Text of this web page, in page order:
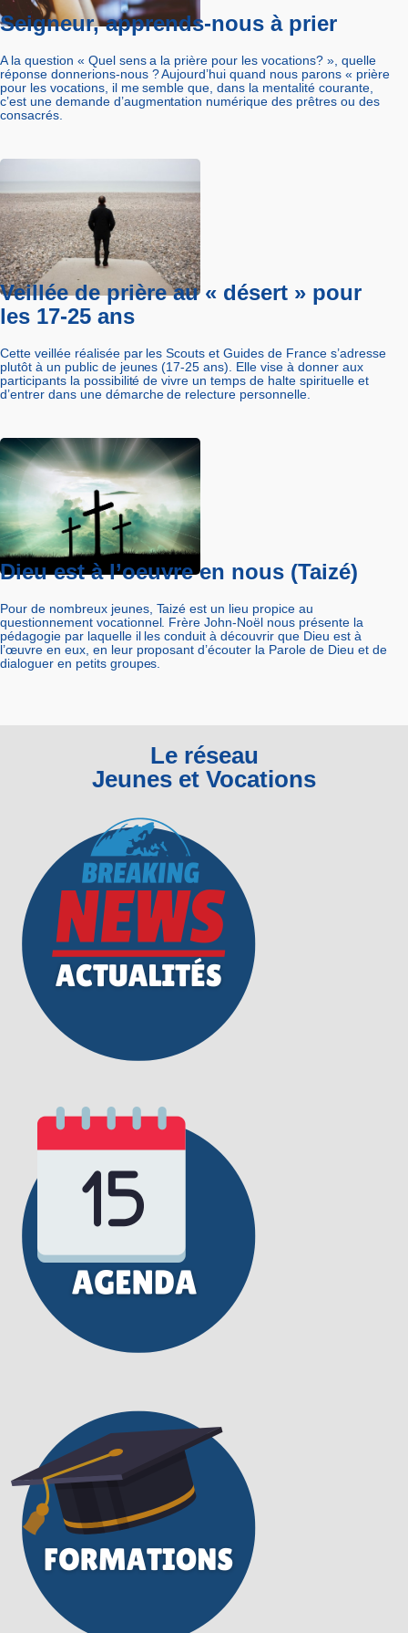
Seigneur, apprends-nous à prier
A la question « Quel sens a la prière pour les vocations? », quelle
réponse donnerions-nous ? Aujourd’hui quand nous parons « prière
pour les vocations, il me semble que, dans la mentalité courante,
c’est une demande d’augmentation numérique des prêtres ou des
consacrés.
Veillée de prière au « désert » pour
les 17-25 ans
Cette veillée réalisée par les Scouts et Guides de France s’adresse
plutôt à un public de jeunes (17-25 ans). Elle vise à donner aux
participants la possibilité de vivre un temps de halte spirituelle et
d’entrer dans une démarche de relecture personnelle.
Dieu est à l’oeuvre en nous (Taizé)
Pour de nombreux jeunes, Taizé est un lieu propice au
questionnement vocationnel. Frère John-Noël nous présente la
pédagogie par laquelle il les conduit à découvrir que Dieu est à
l’œuvre en eux, en leur proposant d’écouter la Parole de Dieu et de
dialoguer en petits groupes.
Le réseau
Jeunes et Vocations